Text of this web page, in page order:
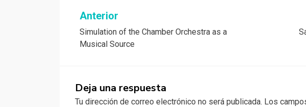
Navegación
de
Anterior
Simulation of the Chamber Orchestra as a
Musical Source
Deja una respuesta
Tu dirección de correo electrónico no será publicada. Los